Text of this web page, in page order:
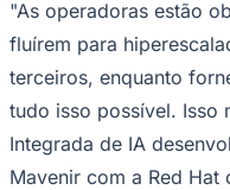
"As operadoras estão
fluírem para
terceiros, enquanto
tudo isso possível. Isso
Integrada de IA
Mavenir com a Red